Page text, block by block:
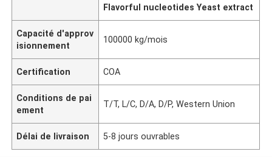
Flavorful nucleotides Yeast extract
Capacité d'approv
isionnement
100000 kg/mois
Certification COA
Conditions de pai
ement
T/T, L/C, D/A, D/P, Western Union
Délai de livraison 5-8 jours ouvrables